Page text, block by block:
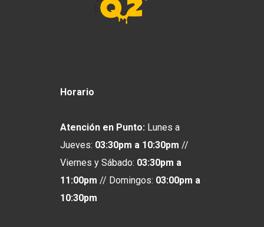
Horario
Atención en Punto: Lunes a
Jueves: 03:30pm a 10:30pm //
Viernes y Sábado: 03:30pm a
11:00pm // Domingos: 03:00pm a
10:30pm